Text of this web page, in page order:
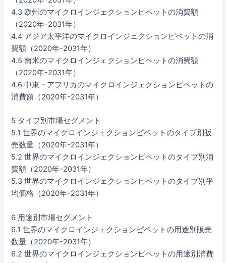
4.3 欧州のマイクロインジェクションピペットの消費額
（2020年-2031年）
4.4 アジア太平洋のマイクロインジェクションピペットの消
費額（2020年-2031年）
4.5 南米のマイクロインジェクションピペットの消費額
（2020年-2031年）
4.6 中東・アフリカのマイクロインジェクションピペットの
消費額（2020年-2031年）
5 タイプ別市場セグメント
5.1 世界のマイクロインジェクションピペットのタイプ別販
売数量（2020年-2031年）
5.2 世界のマイクロインジェクションピペットのタイプ別消
費額（2020年-2031年）
5.3 世界のマイクロインジェクションピペットのタイプ別平
均価格（2020年-2031年）
6 用途別市場セグメント
6.1 世界のマイクロインジェクションピペットの用途別販売
数量（2020年-2031年）
6.2 世界のマイクロインジェクションピペットの用途別消費